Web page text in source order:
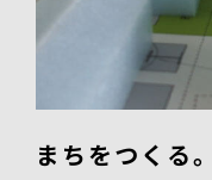
まちをつくる。